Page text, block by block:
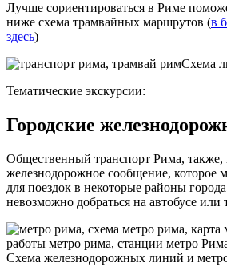
Лучше сориентироваться в Риме
ниже схема трамвайных маршрутов (в
здесь)
Схема
Тематические экскурсии:
Городские
Общественный транспорт Рима, также,
железнодорожное сообщение, которое
для поездок в некоторые районы
невозможно добраться на автобусе или
Схема железнодорожных линий и